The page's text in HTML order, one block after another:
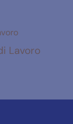
Lavoro